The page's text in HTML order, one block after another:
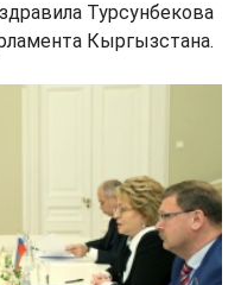
Турсунбекова
Кыргызстана.